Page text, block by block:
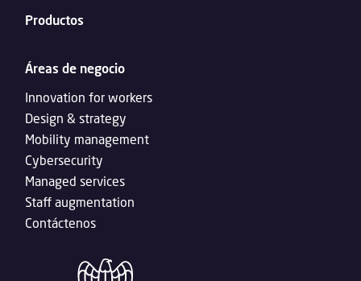
Productos
Áreas de negocio
Innovation for workers
Design & strategy
Mobility management
Cybersecurity
Managed services
Staff augmentation
Contáctenos